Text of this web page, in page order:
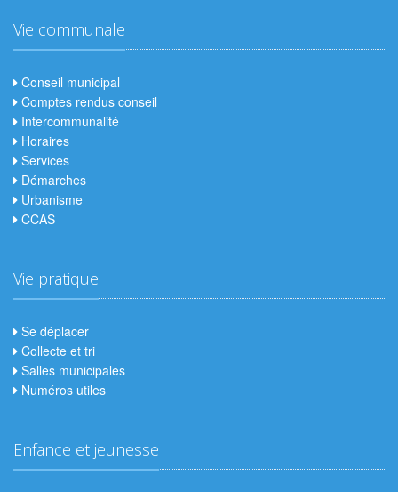
Vie communale
Conseil municipal
Comptes rendus conseil
Intercommunalité
Horaires
Services
Démarches
Urbanisme
CCAS
Vie pratique
Se déplacer
Collecte et tri
Salles municipales
Numéros utiles
Enfance et jeunesse